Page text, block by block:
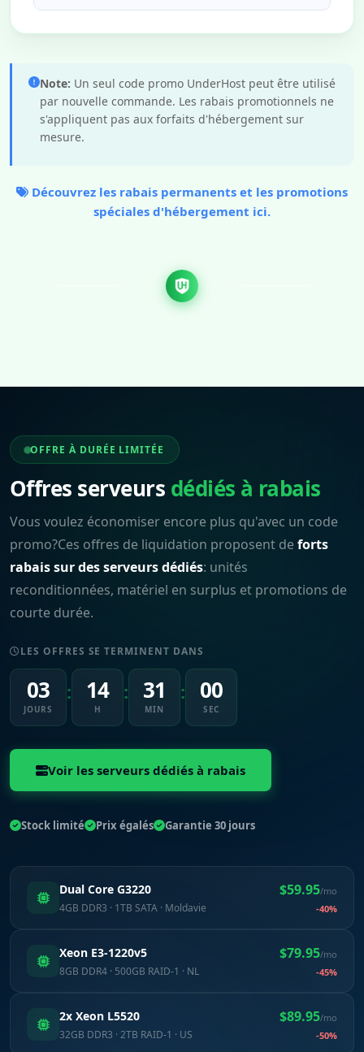
Note: Un seul code promo UnderHost peut être utilisé
par nouvelle commande. Les rabais promotionnels ne
s'appliquent pas aux forfaits d'hébergement sur
mesure.
Découvrez les rabais permanents et les promotions
spéciales d'hébergement ici.
OFFRE À DURÉE LIMITÉE
Offres serveurs dédiés à rabais
Vous voulez économiser encore plus qu'avec un code
promo?Ces offres de liquidation proposent deforts
rabais sur des serveurs dédiés: unités
reconditionnées, matériel en surplus et promotions de
courte durée.
LES OFFRES SE TERMINENT DANS
03
JOURS
: 14
H
: 30
MIN
: 58
SEC
Voir les serveurs dédiés à rabais
Stock limité Prix égalés Garantie 30 jours
Dual Core G3220
4GB DDR3 · 1TB SATA · Moldavie
$59.95/mo
-40%
Xeon E3-1220v5
8GB DDR4 · 500GB RAID-1 · NL
$79.95/mo
-45%
2x Xeon L5520
32GB DDR3 · 2TB RAID-1 · US
$89.95/mo
-50%